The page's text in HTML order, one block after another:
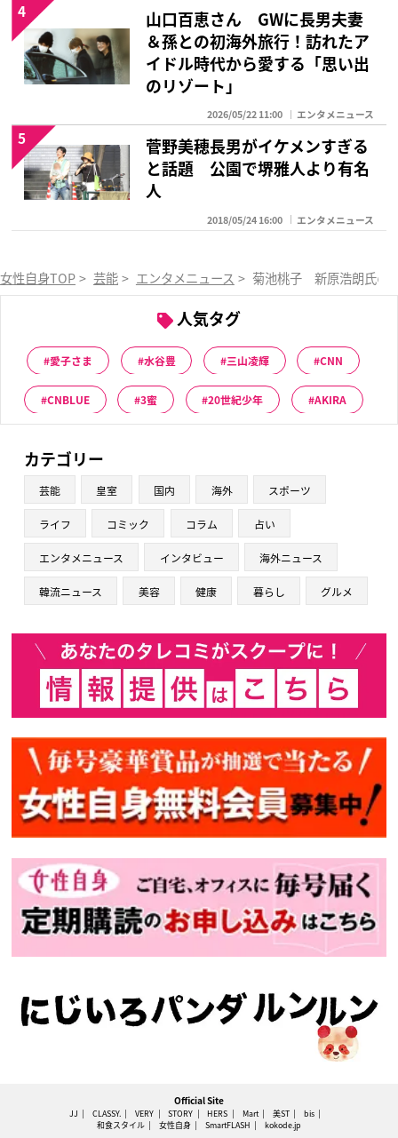
山口百恵さん GWに長男夫妻
＆孫との初海外旅行！訪れたア
イドル時代から愛する「思い出
のリゾート」
2026/05/22 11:00 エンタメニュース
4
菅野美穂長男がイケメンすぎる
と話題 公園で堺雅人より有名
人
2018/05/24 16:00 エンタメニュース
5
女性自身TOP > 芸能 > エンタメニュース > 菊池桃子 新原浩朗氏の
人気タグ
愛子さま 水谷豊 三山凌輝 CNN
CNBLUE 3蜜 20世紀少年 AKIRA
カテゴリー
芸能 皇室 国内 海外 スポーツ
ライフ コミック コラム 占い
エンタメニュース インタビュー 海外ニュース
韓流ニュース 美容 健康 暮らし グルメ
Official Site
JJ CLASSY. VERY STORY HERS Mart 美ST
bis
和食スタイル
女性自身 SmartFLASH kokode.jp